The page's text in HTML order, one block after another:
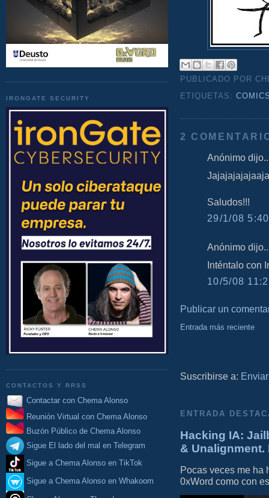
IRONGATE SECURITY
CONTACTOS Y RRSS
Contactar con Chema Alonso
Reunión Virtual con Chema Alonso
Buzón Público de Chema Alonso
Sigue El lado del mal en Telegram
Sigue a Chema Alonso en TikTok
Sigue a Chema Alonso en Whakoom
PUBLICADO POR
ETIQUETAS:
2
Anónimo
Saludos!!!
29/1/08
Anónimo
Inténtalo con
10/5/08
Publicar un
Entrada más reciente
Suscribirse a:
ENTRADA
Hacking IA:
&
Pocas veces me ha
0xWord como con